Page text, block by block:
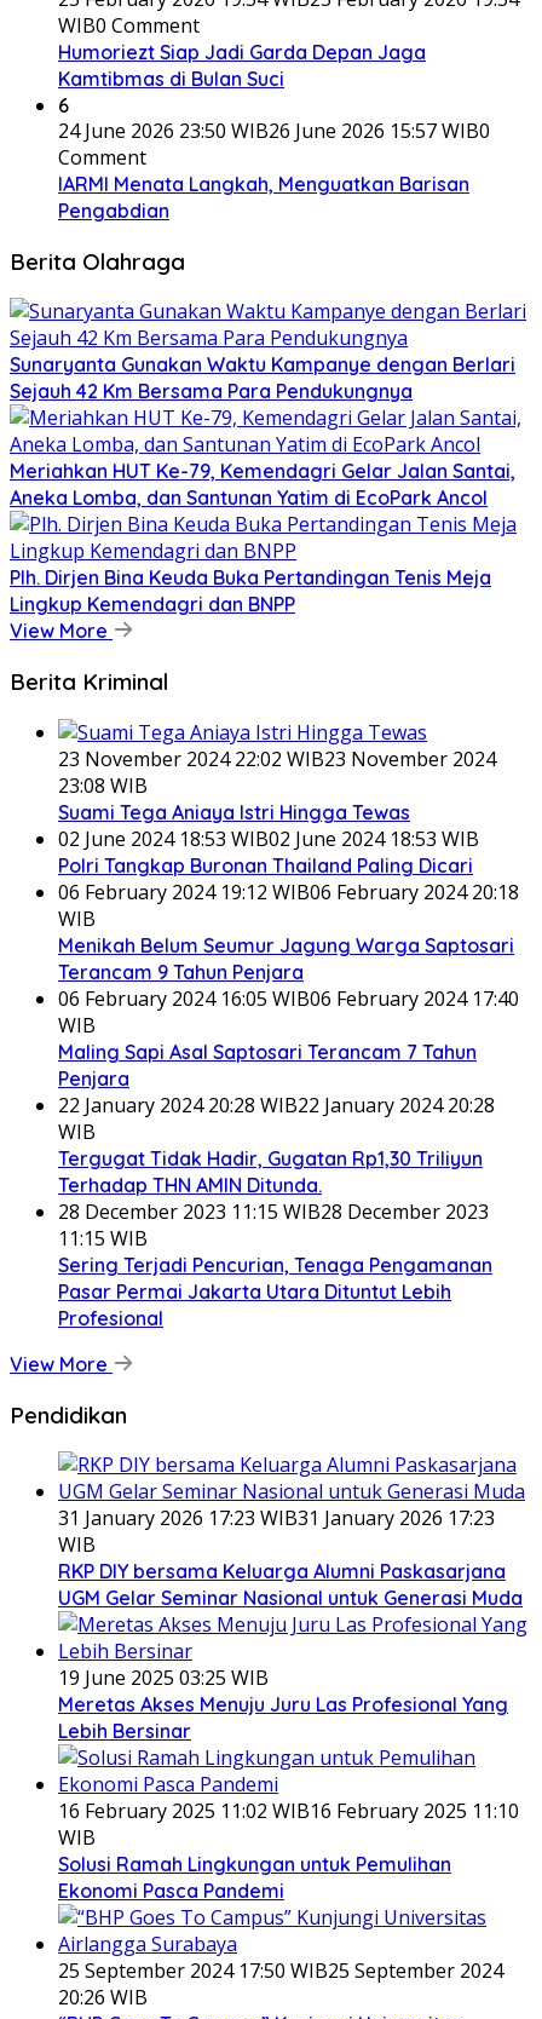
WIB0 Comment
Humoriezt Siap Jadi Garda Depan Jaga
Kamtibmas di Bulan Suci
6
24 June 2026 23:50 WIB26 June 2026 15:57 WIB0
Comment
IARMI Menata Langkah, Menguatkan Barisan
Pengabdian
Berita Olahraga
Sunaryanta Gunakan Waktu Kampanye dengan Berlari
Sejauh 42 Km Bersama Para Pendukungnya
Meriahkan HUT Ke-79, Kemendagri Gelar Jalan Santai,
Aneka Lomba, dan Santunan Yatim di EcoPark Ancol
Plh. Dirjen Bina Keuda Buka Pertandingan Tenis Meja
Lingkup Kemendagri dan BNPP
View More
Berita Kriminal
23 November 2024 22:02 WIB23 November 2024
23:08 WIB
Suami Tega Aniaya Istri Hingga Tewas
02 June 2024 18:53 WIB02 June 2024 18:53 WIB
Polri Tangkap Buronan Thailand Paling Dicari
06 February 2024 19:12 WIB06 February 2024 20:18
WIB
Menikah Belum Seumur Jagung Warga Saptosari
Terancam 9 Tahun Penjara
06 February 2024 16:05 WIB06 February 2024 17:40
WIB
Maling Sapi Asal Saptosari Terancam 7 Tahun
Penjara
22 January 2024 20:28 WIB22 January 2024 20:28
WIB
Tergugat Tidak Hadir, Gugatan Rp1,30 Triliyun
Terhadap THN AMIN Ditunda.
28 December 2023 11:15 WIB28 December 2023
11:15 WIB
Sering Terjadi Pencurian, Tenaga Pengamanan
Pasar Permai Jakarta Utara Dituntut Lebih
Profesional
View More
Pendidikan
31 January 2026 17:23 WIB31 January 2026 17:23
WIB
RKP DIY bersama Keluarga Alumni Paskasarjana
UGM Gelar Seminar Nasional untuk Generasi Muda
19 June 2025 03:25 WIB
Meretas Akses Menuju Juru Las Profesional Yang
Lebih Bersinar
16 February 2025 11:02 WIB16 February 2025 11:10
WIB
Solusi Ramah Lingkungan untuk Pemulihan
Ekonomi Pasca Pandemi
25 September 2024 17:50 WIB25 September 2024
20:26 WIB